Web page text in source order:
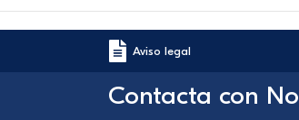
Aviso legal
Contacta con